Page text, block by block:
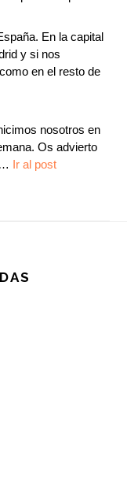
En la capital
y si nos
en el resto de
nosotros en
Os advierto
Ir al post